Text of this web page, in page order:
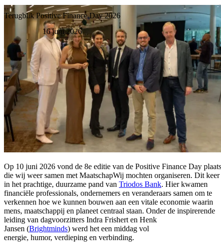
Direct naar de inhoud
MENU
Terugblik Positive Finance Day 2026
16 juni 2026
Op 10 juni 2026 vond de 8e editie van de Positive Finance Day
die wij weer samen met MaatschapWij mochten organiseren. Dit keer
in het prachtige, duurzame pand van Triodos Bank. Hier kwamen
financiële professionals, ondernemers en veranderaars samen om te
verkennen hoe we kunnen bouwen aan een vitale economie waarin
mens, maatschappij en planeet centraal staan. Onder de inspirerende
leiding van dagvoorzitters Indra Frishert en Henk
Jansen (Brightminds) werd het een middag vol
energie, humor, verdieping en verbinding.